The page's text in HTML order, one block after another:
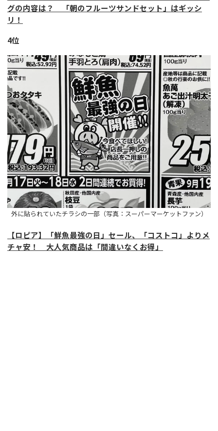
グの内容は？ 「朝のフルーツサンドセット」はギッシ
リ！
4位
外に貼られていたチラシの一部（写真：スーパーマーケットファン）
【ロピア】「鮮魚最強の日」セール、「コストコ」よりメ
チャ安！ 大人気商品は「間違いなくお得」